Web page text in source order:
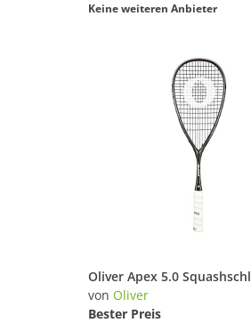
Keine weiteren Anbieter
von Oliver
Bester Preis